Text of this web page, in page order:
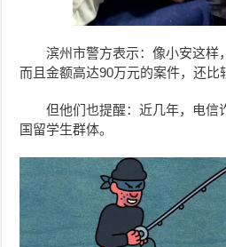
滨州市警方表示：像小安这样
而且金额高达90万元的案件，还比
但他们也提醒：近几年，电信
国留学生群体。